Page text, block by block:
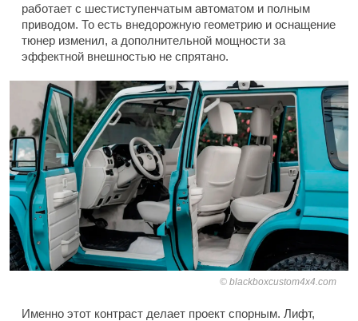
работает с шестиступенчатым автоматом и полным
приводом. То есть внедорожную геометрию и оснащение
тюнер изменил, а дополнительной мощности за
эффектной внешностью не спрятано.
blackboxcustom4x4.com
Именно этот контраст делает проект спорным. Лифт,